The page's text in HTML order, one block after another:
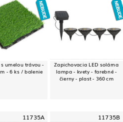
umelou trávou -
- 6 ks / balenie
Zapichovacia LED solárna
lampa - kvety - farebné -
čierny - plast - 360 cm
11735A 11735B